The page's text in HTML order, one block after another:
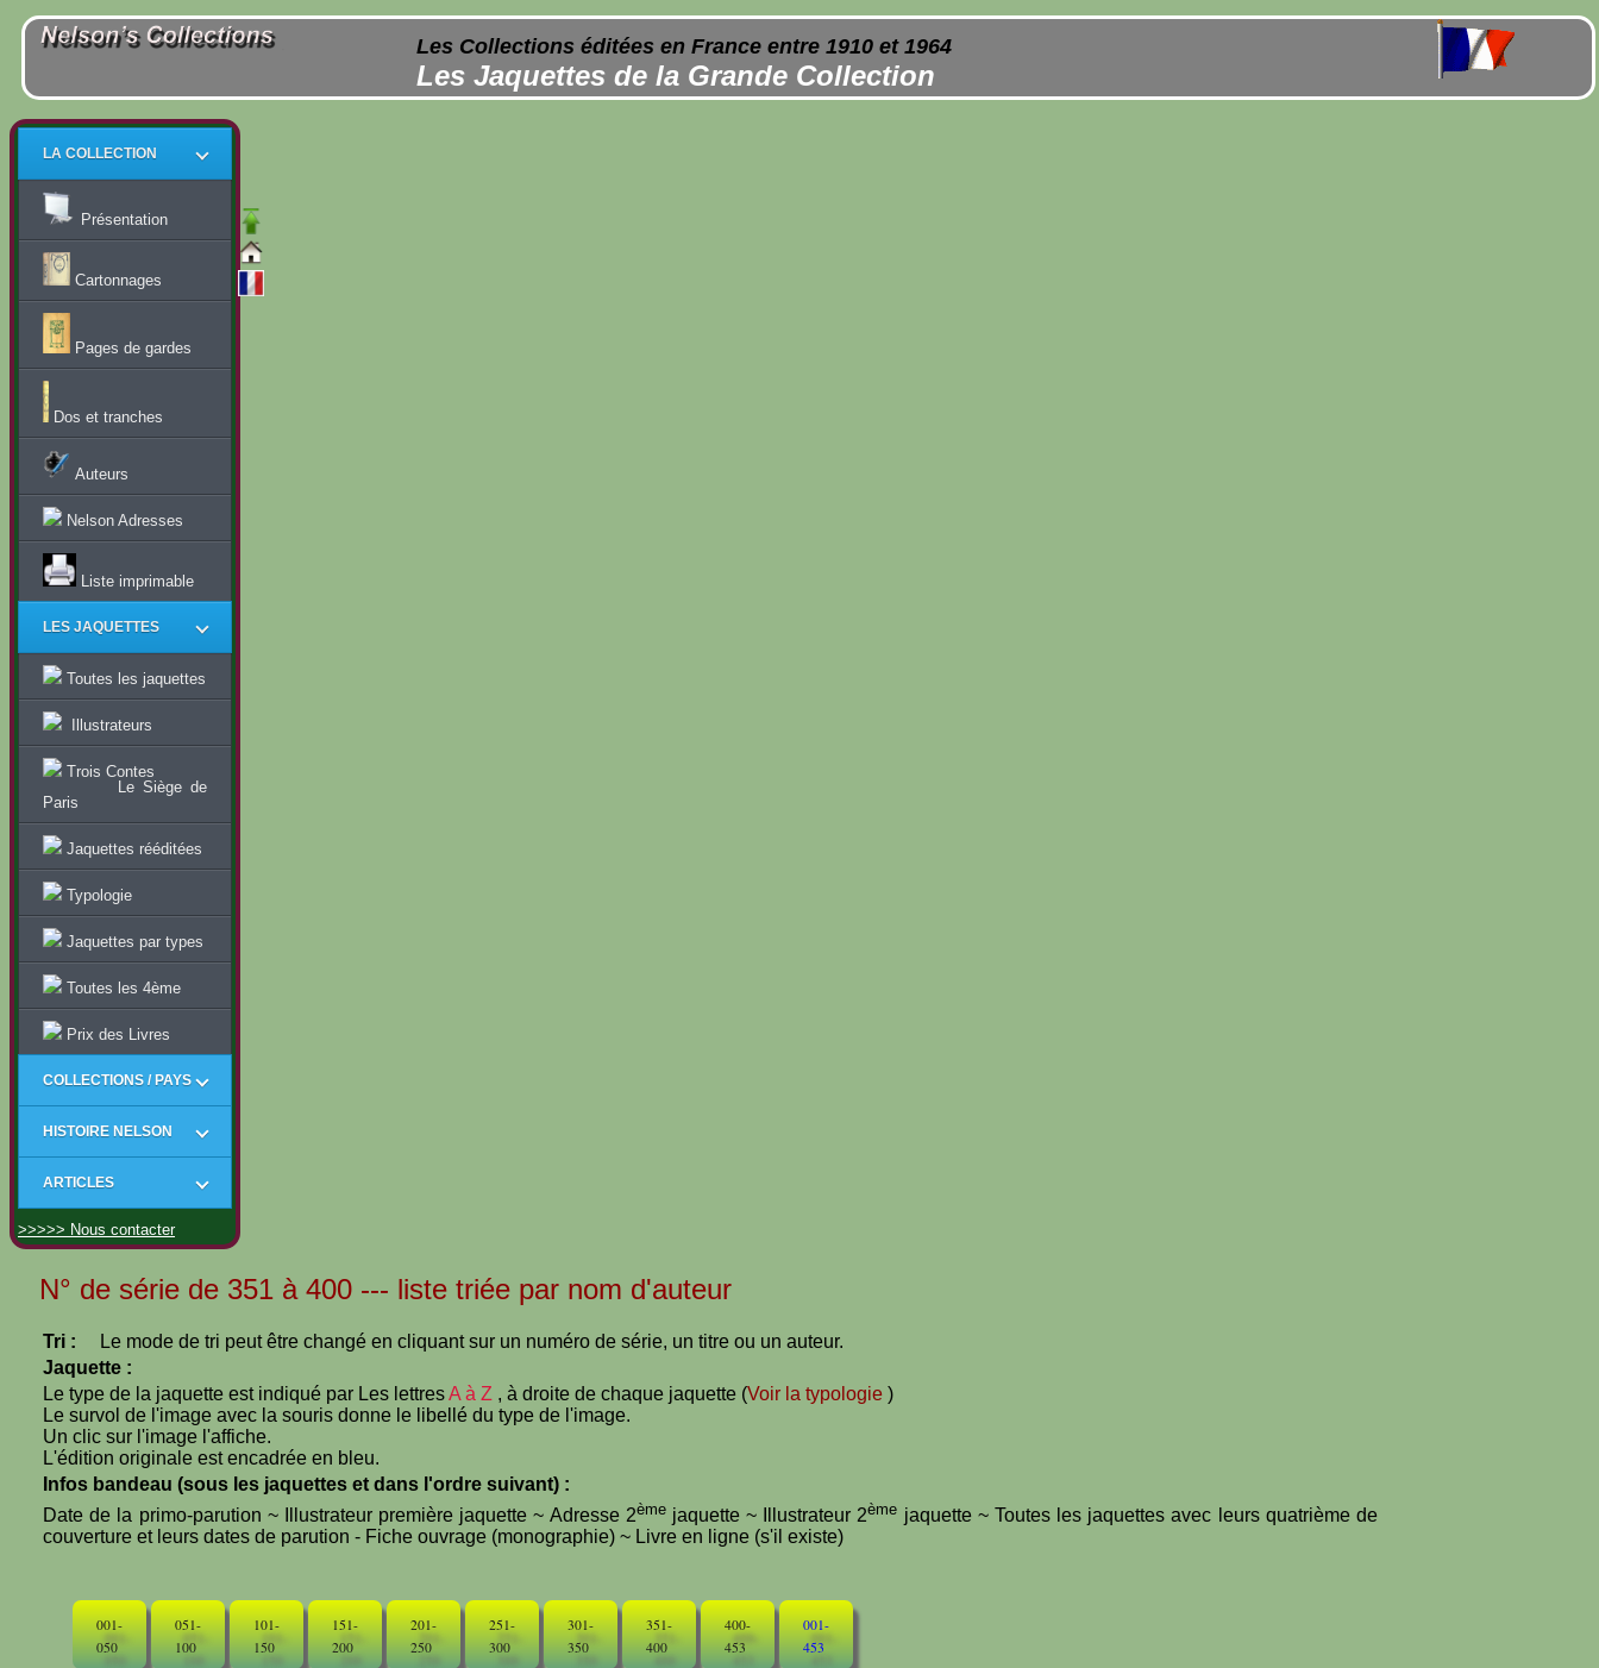
Les Collections éditées en France entre 1910 et 1964
Les Jaquettes de la Grande Collection
LA COLLECTION
Présentation
Cartonnages
Pages de gardes
Dos et tranches
Auteurs
Nelson Adresses
Liste imprimable
LES JAQUETTES
Toutes les jaquettes
Illustrateurs
Trois Contes
Le Siège de
Paris
Jaquettes rééditées
Typologie
Jaquettes par types
Toutes les 4ème
Prix des Livres
COLLECTIONS / PAYS
HISTOIRE NELSON
ARTICLES
>>>>> Nous contacter
N° de série de 351 à 400 --- liste triée par nom d'auteur
Tri :
Le mode de tri peut être changé en cliquant sur un numéro de série, un titre ou un auteur.
Jaquette :
Le type de la jaquette est indiqué par Les lettresA à Z , à droite de chaque jaquette (Voir la typologie )
Le survol de l'image avec la souris donne le libellé du type de l'image.
Un clic sur l'image l'affiche.
L'édition originale est encadrée en bleu.
Infos bandeau (sous les jaquettes et dans l'ordre suivant) :
Date de la primo-parution ~ Illustrateur première jaquette ~ Adresse 2èmejaquette ~ Illustrateur 2ème jaquette ~ Toutes les jaquettes avec leurs quatrième de
couverture et leurs dates de parution - Fiche ouvrage (monographie) ~ Livre en ligne (s'il existe)
001-
050
051-
100
101-
150
151-
200
201-
250
251-
300
301-
350
351-
400
400-
453
001-
453